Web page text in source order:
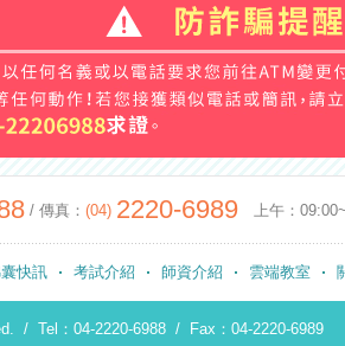
/ 傳真： (04) 2220-6989 上午：
快訊 考試介紹 師資介紹 雲端教室
/ Tel：04-2220-6988 / Fax：04-2220-6989